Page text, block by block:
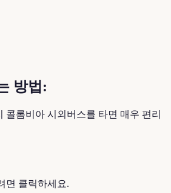
방법:
콜롬비아 시외버스를 타면 매우 편리
면 클릭하세요.